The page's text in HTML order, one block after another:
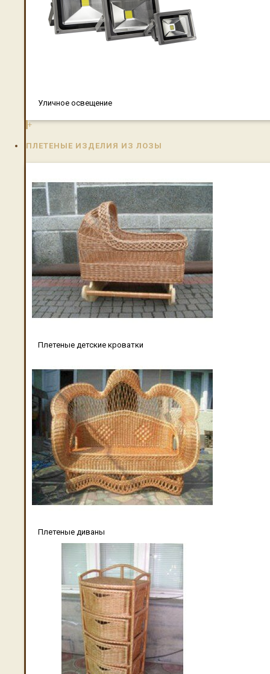
Уличное освещение
+
ПЛЕТЕНЫЕ ИЗДЕЛИЯ ИЗ ЛОЗЫ
Плетеные детские кроватки
Плетеные диваны